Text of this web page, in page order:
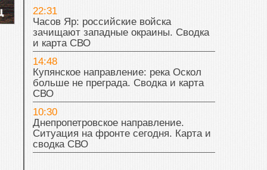
22:31
Часов Яр: российские войска
зачищают западные окраины. Сводка
и карта СВО
14:48
Купянское направление: река Оскол
больше не преграда. Сводка и карта
СВО
10:30
Днепропетровское направление.
Ситуация на фронте сегодня. Карта и
сводка СВО